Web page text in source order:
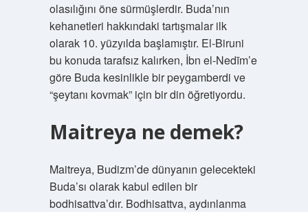
olasılığını öne sürmüşlerdir. Buda’nın
kehanetleri hakkındaki tartışmalar ilk
olarak 10. yüzyılda başlamıştır. El-Biruni
bu konuda tarafsız kalırken, İbn el-Nedīm’e
göre Buda kesinlikle bir peygamberdi ve
“şeytanı kovmak” için bir din öğretiyordu.
Maitreya ne demek?
Maitreya, Budizm’de dünyanın gelecekteki
Buda’sı olarak kabul edilen bir
bodhisattva’dır. Bodhisattva, aydınlanma